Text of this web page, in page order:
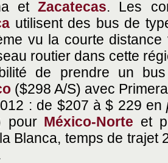
etZacatecas. Les
utilisent des bus de
vu la courte
routier dans cette
de prendre un
($298 A/S) avec
: de $207 à $ 229 en
pour México-Norte et
Blanca, temps de trajet